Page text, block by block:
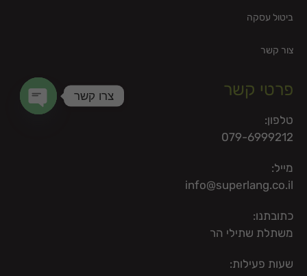
ביטול עסקה
צור קשר
פרטי קשר
טלפון:
079-6999212
מייל:
info@superlang.co.il
כתובתנו:
משתלת שתילי הר
שעות פעילות:
צרו קשר